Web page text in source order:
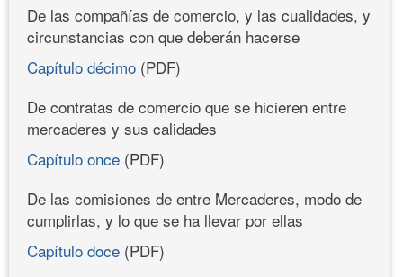
De las compañías de comercio, y las cualidades, y
circunstancias con que deberán hacerse
Capítulo décimo (PDF)
De contratas de comercio que se hicieren entre
mercaderes y sus calidades
Capítulo once (PDF)
De las comisiones de entre Mercaderes, modo de
cumplirlas, y lo que se ha llevar por ellas
Capítulo doce (PDF)